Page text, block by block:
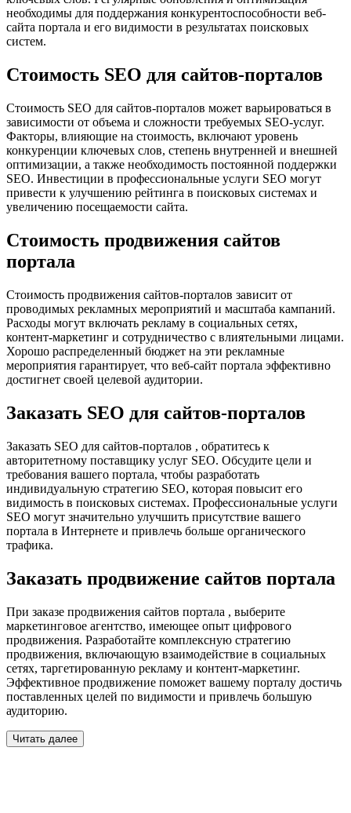
необходимы для поддержания конкурентоспособности веб-
сайта портала и его видимости в результатах поисковых
систем.
Стоимость SEO для сайтов-порталов
Стоимость SEO для сайтов-порталов может варьироваться в
зависимости от объема и сложности требуемых SEO-услуг.
Факторы, влияющие на стоимость, включают уровень
конкуренции ключевых слов, степень внутренней и внешней
оптимизации, а также необходимость постоянной поддержки
SEO. Инвестиции в профессиональные услуги SEO могут
привести к улучшению рейтинга в поисковых системах и
увеличению посещаемости сайта.
Стоимость продвижения сайтов
портала
Стоимость продвижения сайтов-порталов зависит от
проводимых рекламных мероприятий и масштаба кампаний.
Расходы могут включать рекламу в социальных сетях,
контент-маркетинг и сотрудничество с влиятельными лицами.
Хорошо распределенный бюджет на эти рекламные
мероприятия гарантирует, что веб-сайт портала эффективно
достигнет своей целевой аудитории.
Заказать SEO для сайтов-порталов
Заказать SEO для сайтов-порталов , обратитесь к
авторитетному поставщику услуг SEO. Обсудите цели и
требования вашего портала, чтобы разработать
индивидуальную стратегию SEO, которая повысит его
видимость в поисковых системах. Профессиональные услуги
SEO могут значительно улучшить присутствие вашего
портала в Интернете и привлечь больше органического
трафика.
Заказать продвижение сайтов портала
При заказе продвижения сайтов портала , выберите
маркетинговое агентство, имеющее опыт цифрового
продвижения. Разработайте комплексную стратегию
продвижения, включающую взаимодействие в социальных
сетях, таргетированную рекламу и контент-маркетинг.
Эффективное продвижение поможет вашему порталу достичь
поставленных целей по видимости и привлечь большую
аудиторию.
Читать далее